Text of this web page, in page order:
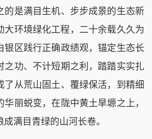
的是满目生机、步步成景的生态新
大环境绿化工程，二十余载久久为
银区践行正确政绩观，锚定生态长
之功、不计短期之利，踏踏实实扎
了从荒山固土、覆绿保活，到精细
丽蜕变，在陇中黄土旱塬之上，
满目青绿的山河长卷。